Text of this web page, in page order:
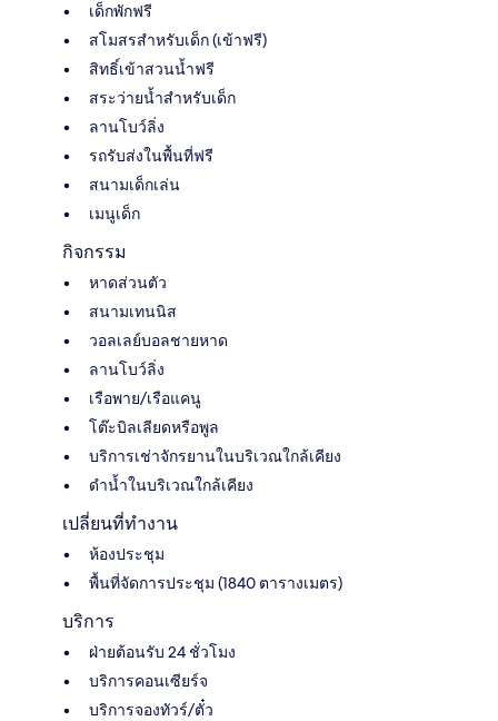
เด็กพักฟรี
สโมสรสำหรับเด็ก (เข้าฟรี)
สิทธิ์เข้าสวนน้ำฟรี
สระว่ายน้ำสำหรับเด็ก
ลานโบว์ลิ่ง
รถรับส่งในพื้นที่ฟรี
สนามเด็กเล่น
เมนูเด็ก
กิจกรรม
หาดส่วนตัว
สนามเทนนิส
วอลเลย์บอลชายหาด
ลานโบว์ลิ่ง
เรือพาย/เรือแคนู
โต๊ะบิลเลียดหรือพูล
บริการเช่าจักรยานในบริเวณใกล้เคียง
ดำน้ำในบริเวณใกล้เคียง
เปลี่ยนที่ทำงาน
ห้องประชุม
พื้นที่จัดการประชุม (1840 ตารางเมตร)
บริการ
ฝ่ายต้อนรับ 24 ชั่วโมง
บริการคอนเซียร์จ
บริการจองทัวร์/ตั๋ว